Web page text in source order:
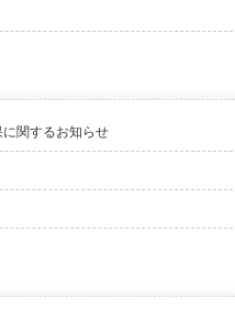
関するお知らせ